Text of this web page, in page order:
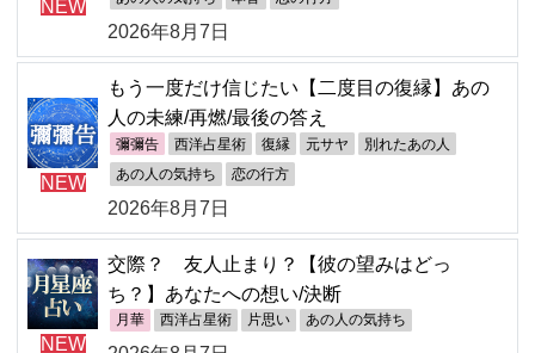
NEW
2026年8月7日
NEW
もう一度だけ信じたい【二度目の復縁】あの
人の未練/再燃/最後の答え
彌彌告 西洋占星術 復縁 元サヤ 別れたあの人
あの人の気持ち 恋の行方
2026年8月7日
NEW
交際？ 友人止まり？【彼の望みはどっ
ち？】あなたへの想い/決断
月華 西洋占星術 片思い あの人の気持ち